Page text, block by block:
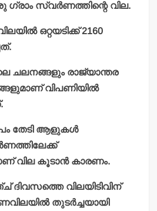
ഗ്രാം സ്വര്‍ണത്തിന്റെ വില.
ഒറ്റയടിക്ക് 2160
ചലനങ്ങളും രാജ്യാന്തര
വിപണിയില്‍
തേടി ആളുകള്‍
വില കൂടാന്‍ കാരണം.
വിലയിടിവിന്
തുടര്‍ച്ചയായി